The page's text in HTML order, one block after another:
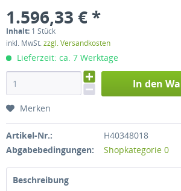
1.596,33 € *
Inhalt: 1 Stück
inkl. MwSt.zzgl. Versandkosten
Lieferzeit: ca. 7 Werktage
In den
Merken
Artikel-Nr.:
H40348018
Abgabebedingungen:
Shopkategorie 0
Beschreibung